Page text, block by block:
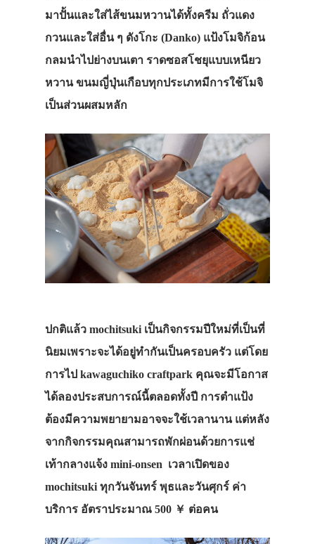
มาปั้นและใส่ไส้ขนมหวานได้ทั้งครีม ถั่วแดง
กวนและใส่อื่น ๆ ดังโกะ (Danko) แป้งโมจิก้อน
กลมนำไปย่างบนเตา ราดซอสโชยุแบบเหนียว
หวาน ขนมญี่ปุ่นเกือบทุกประเภทมีการใช้โมจิ
เป็นส่วนผสมหลัก
ปกติแล้ว mochitsuki เป็นกิจกรรมปีใหม่ที่เป็นที่
นิยมเพราะจะได้อยู่ทำกันเป็นครอบครัว แต่โดย
การไป kawaguchiko craftpark คุณจะมีโอกาส
ได้ลองประสบการณ์นี้ตลอดทั้งปี การตำแป้ง
ต้องมีความพยายามอาจจะใช้เวลานาน แต่หลัง
จากกิจกรรมคุณสามารถพักผ่อนด้วยการแช่
เท้ากลางแจ้ง mini-onsen เวลาเปิดของ
mochitsuki ทุกวันจันทร์ พุธและวันศุกร์ ค่า
บริการ อัตราประมาณ 500 ￥ ต่อคน